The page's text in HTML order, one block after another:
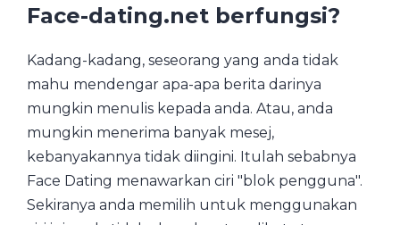
Face-dating.net berfungsi?
Kadang-kadang, seseorang yang anda tidak
mahu mendengar apa-apa berita darinya
mungkin menulis kepada anda. Atau, anda
mungkin menerima banyak mesej,
kebanyakannya tidak diingini. Itulah sebabnya
Face Dating menawarkan ciri "blok pengguna".
Sekiranya anda memilih untuk menggunakan